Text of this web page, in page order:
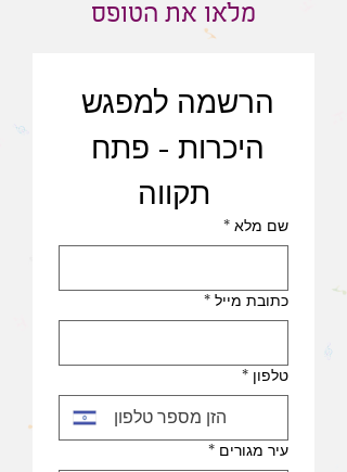
מלאו את הטופס
תקווה
שם מלא *
כתובת מייל *
טלפון *
עיר מגורים *